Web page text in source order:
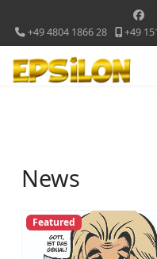
+49 4804 1866 28 +49
News
Featured